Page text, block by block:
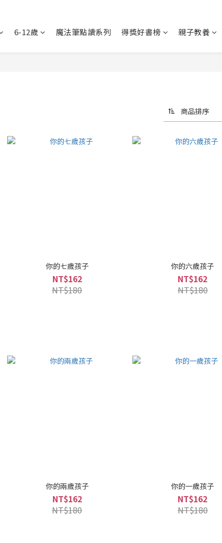
6-12歲 魔法筆點讀系列 得獎好書榜 親子教養
商品排序
你的七歲孩子
NT$162
NT$180
你的六歲孩子
NT$162
NT$180
你的兩歲孩子
NT$162
NT$180
你的一歲孩子
NT$162
NT$180